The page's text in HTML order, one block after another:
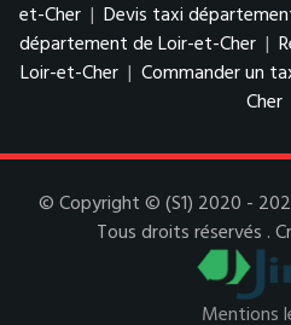
et-Cher | Devis taxi
département de Loir-et-Cher |
Loir-et-Cher | Commander un
Cher
© Copyright © (S1) 2020 -
Tous droits réservés .
Mentions